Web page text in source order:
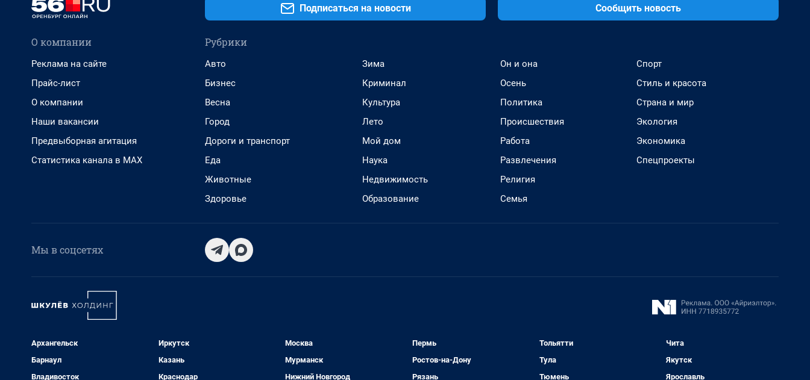
Подписаться на новости Сообщить новость
О компании
Реклама на сайте
Прайс-лист
О компании
Наши вакансии
Предвыборная агитация
Статистика канала в MAX
Рубрики
Авто
Бизнес
Весна
Город
Дороги и транспорт
Еда
Животные
Здоровье
Зима
Криминал
Культура
Лето
Мой дом
Наука
Недвижимость
Образование
Он и она
Осень
Политика
Происшествия
Работа
Развлечения
Религия
Семья
Спорт
Стиль и красота
Страна и мир
Экология
Экономика
Спецпроекты
Мы в соцсетях
Архангельск
Барнаул
Владивосток
Иркутск
Казань
Краснодар
Москва
Мурманск
Нижний Новгород
Пермь
Ростов-на-Дону
Рязань
Тольятти
Тула
Тюмень
Чита
Якутск
Ярославль